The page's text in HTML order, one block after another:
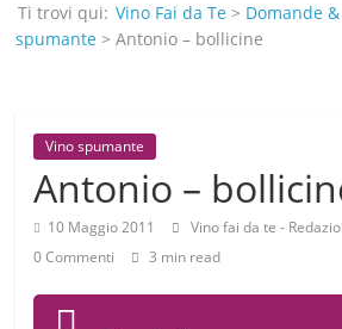
Ti trovi qui: Vino Fai da Te > Domande
spumante > Antonio – bollicine
Vino spumante
Antonio –
10 Maggio 2011 Vino fai da te -
0 Commenti
3 min read